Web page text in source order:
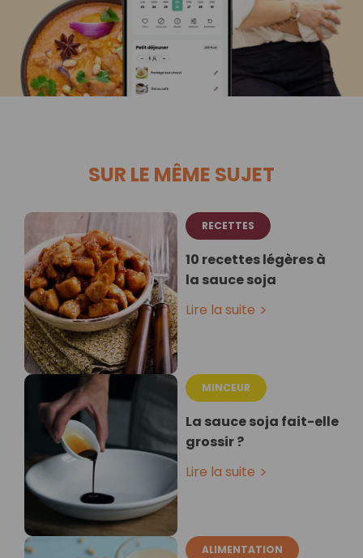
SUR LE MÊME SUJET
RECETTES
10 recettes légères à
la sauce soja
Lire la suite
MINCEUR
La sauce soja fait-elle
grossir ?
Lire la suite
ALIMENTATION